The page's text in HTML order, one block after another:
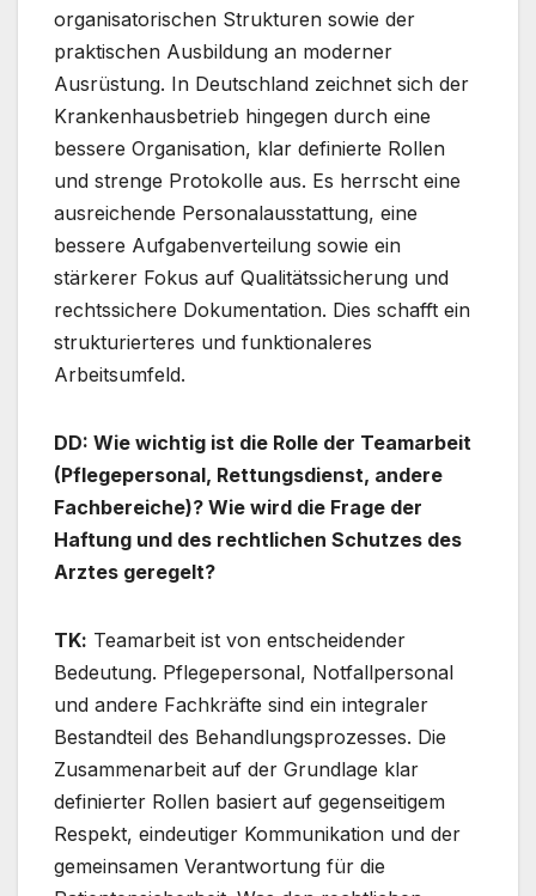
organisatorischen Strukturen sowie der
praktischen Ausbildung an moderner
Ausrüstung. In Deutschland zeichnet sich der
Krankenhausbetrieb hingegen durch eine
bessere Organisation, klar definierte Rollen
und strenge Protokolle aus. Es herrscht eine
ausreichende Personalausstattung, eine
bessere Aufgabenverteilung sowie ein
stärkerer Fokus auf Qualitätssicherung und
rechtssichere Dokumentation. Dies schafft ein
strukturierteres und funktionaleres
Arbeitsumfeld.
DD: Wie wichtig ist die Rolle der Teamarbeit
(Pflegepersonal, Rettungsdienst, andere
Fachbereiche)? Wie wird die Frage der
Haftung und des rechtlichen Schutzes des
Arztes geregelt?
TΚ: Teamarbeit ist von entscheidender
Bedeutung. Pflegepersonal, Notfallpersonal
und andere Fachkräfte sind ein integraler
Bestandteil des Behandlungsprozesses. Die
Zusammenarbeit auf der Grundlage klar
definierter Rollen basiert auf gegenseitigem
Respekt, eindeutiger Kommunikation und der
gemeinsamen Verantwortung für die